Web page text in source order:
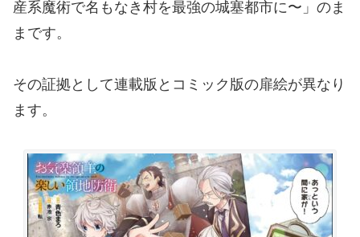
産系魔術で名もなき村を最強の城塞都市に〜」のま
まです。
その証拠として連載版とコミック版の扉絵が異なり
ます。